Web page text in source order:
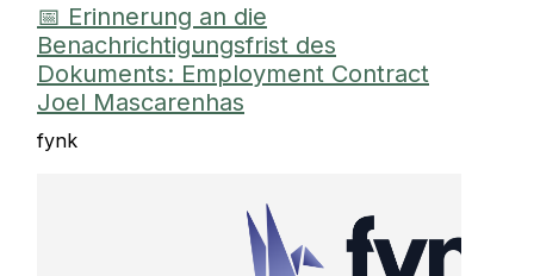
📅 Erinnerung an die
Benachrichtigungsfrist des
Dokuments: Employment Contract
Joel Mascarenhas
fynk